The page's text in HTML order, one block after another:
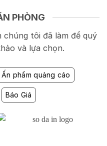
PHÒNG
chúng tôi đã làm để quý
và lựa chọn.
Ấn phẩm quảng cáo
Báo Giá